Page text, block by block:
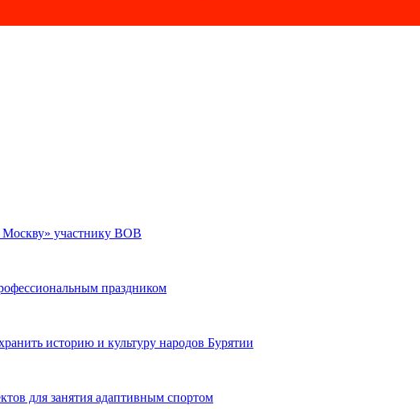
Москву» участнику ВОВ
праздником
историю и культуру народов Бурятии
для занятия адаптивным спортом